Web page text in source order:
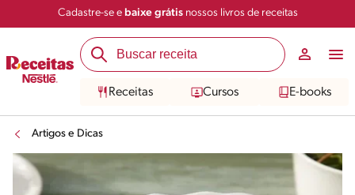
Cadastre-se e baixe grátisnossos livros de receitas
Receitas Cursos E-books
Artigos e Dicas